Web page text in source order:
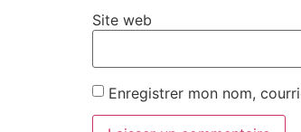
Site web
Enregistrer mon nom,